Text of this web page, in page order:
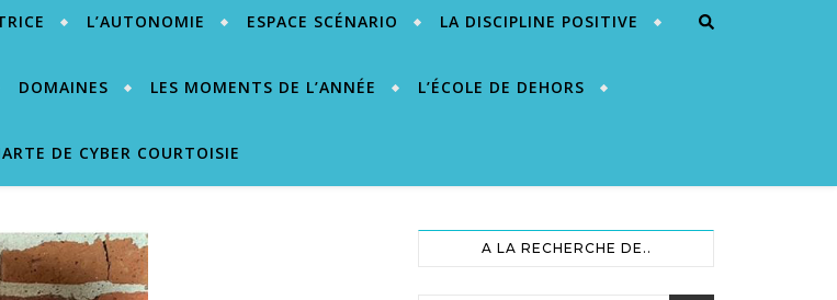
L’AUTONOMIE ESPACE SCÉNARIO LA DISCIPLINE POSITIVE
DOMAINES LES MOMENTS DE L’ANNÉE L’ÉCOLE DE DEHORS
DE CYBER COURTOISIE
A LA RECHERCHE DE..